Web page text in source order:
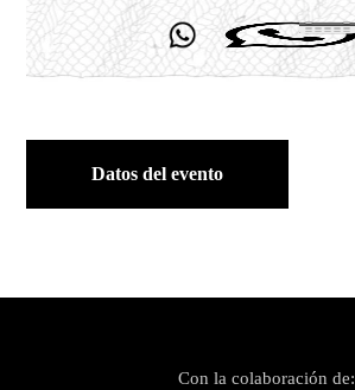
Datos del evento
Con la colaboración de: